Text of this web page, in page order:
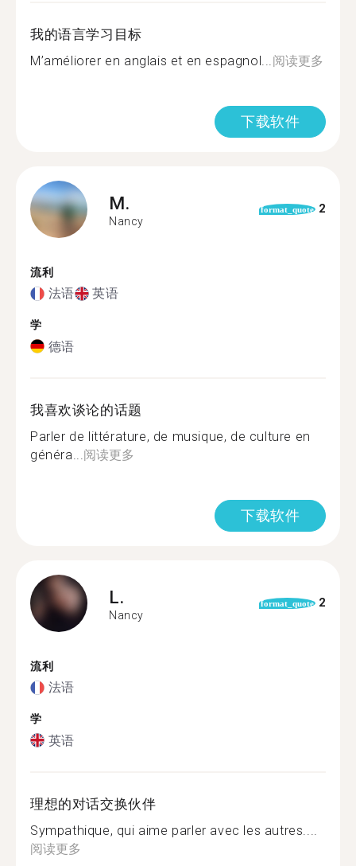
我的语言学习目标
M’améliorer en anglais et en espagnol... 阅读更多
下载软件
M.
Nancy
format_quote 2
流利
法语 英语
学
德语
我喜欢谈论的话题
Parler de littérature, de musique, de culture en
généra... 阅读更多
下载软件
L.
Nancy
format_quote 2
流利
法语
学
英语
理想的对话交换伙伴
Sympathique, qui aime parler avec les autres....
阅读更多